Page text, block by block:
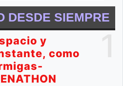
DESDE SIEMPRE
y
como